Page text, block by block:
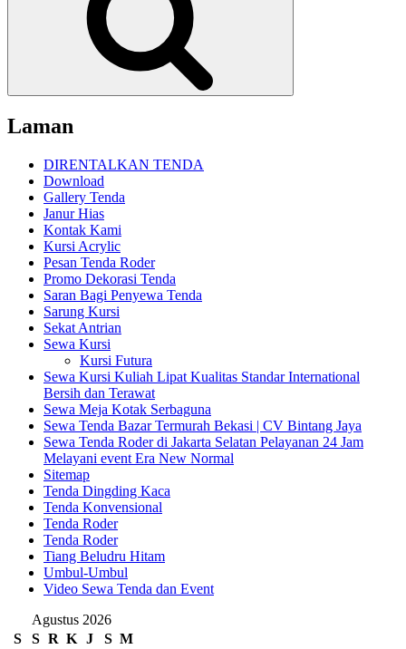
Laman
DIRENTALKAN TENDA
Download
Gallery Tenda
Janur Hias
Kontak Kami
Kursi Acrylic
Pesan Tenda Roder
Promo Dekorasi Tenda
Saran Bagi Penyewa Tenda
Sarung Kursi
Sekat Antrian
Sewa Kursi
Kursi Futura
Sewa Kursi Kuliah Lipat Kualitas Standar International
Bersih dan Terawat
Sewa Meja Kotak Serbaguna
Sewa Tenda Bazar Termurah Bekasi | CV Bintang Jaya
Sewa Tenda Roder di Jakarta Selatan Pelayanan 24 Jam
Melayani event Era New Normal
Sitemap
Tenda Dingding Kaca
Tenda Konvensional
Tenda Roder
Tenda Roder
Tiang Beludru Hitam
Umbul-Umbul
Video Sewa Tenda dan Event
Agustus 2026
S
S R K J S M